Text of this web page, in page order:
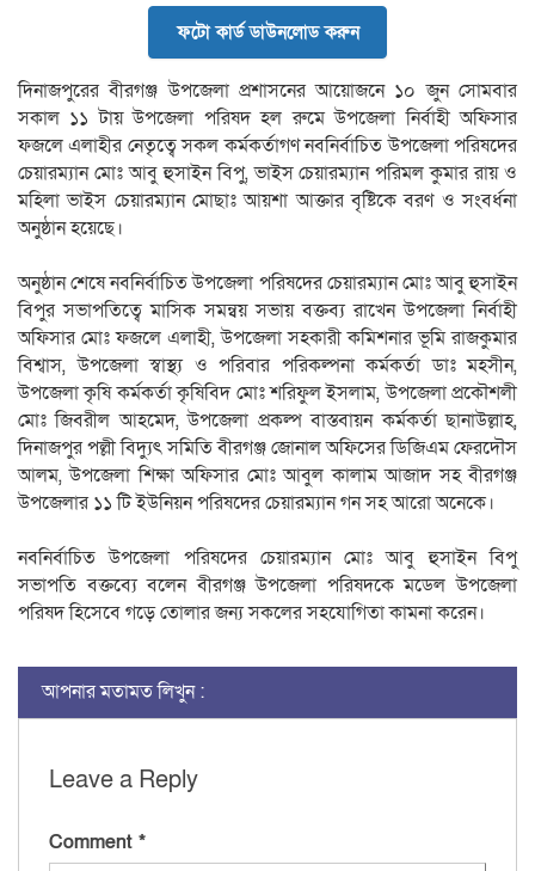
ফটো কার্ড ডাউনলোড করুন
দিনাজপুরের বীরগঞ্জ উপজেলা প্রশাসনের আয়োজনে ১০ জুন সোমবার
সকাল ১১ টায় উপজেলা পরিষদ হল রুমে উপজেলা নির্বাহী অফিসার
ফজলে এলাহীর নেতৃত্বে সকল কর্মকর্তাগণ নবনির্বাচিত উপজেলা পরিষদের
চেয়ারম্যান মোঃ আবু হুসাইন বিপু, ভাইস চেয়ারম্যান পরিমল কুমার রায় ও
মহিলা ভাইস চেয়ারম্যান মোছাঃ আয়শা আক্তার বৃষ্টিকে বরণ ও সংবর্ধনা
অনুষ্ঠান হয়েছে।
অনুষ্ঠান শেষে নবনির্বাচিত উপজেলা পরিষদের চেয়ারম্যান মোঃ আবু হুসাইন
বিপুর সভাপতিত্বে মাসিক সমন্বয় সভায় বক্তব্য রাখেন উপজেলা নির্বাহী
অফিসার মোঃ ফজলে এলাহী, উপজেলা সহকারী কমিশনার ভূমি রাজকুমার
বিশ্বাস, উপজেলা স্বাস্থ্য ও পরিবার পরিকল্পনা কর্মকর্তা ডাঃ মহসীন,
উপজেলা কৃষি কর্মকর্তা কৃষিবিদ মোঃ শরিফুল ইসলাম, উপজেলা প্রকৌশলী
মোঃ জিবরীল আহমেদ, উপজেলা প্রকল্প বাস্তবায়ন কর্মকর্তা ছানাউল্লাহ,
দিনাজপুর পল্লী বিদ্যুৎ সমিতি বীরগঞ্জ জোনাল অফিসের ডিজিএম ফেরদৌস
আলম, উপজেলা শিক্ষা অফিসার মোঃ আবুল কালাম আজাদ সহ বীরগঞ্জ
উপজেলার ১১ টি ইউনিয়ন পরিষদের চেয়ারম্যান গন সহ আরো অনেকে।
নবনির্বাচিত উপজেলা পরিষদের চেয়ারম্যান মোঃ আবু হুসাইন বিপু
সভাপতি বক্তব্যে বলেন বীরগঞ্জ উপজেলা পরিষদকে মডেল উপজেলা
পরিষদ হিসেবে গড়ে তোলার জন্য সকলের সহযোগিতা কামনা করেন।
আপনার মতামত লিখুন :
Leave a Reply
Comment *